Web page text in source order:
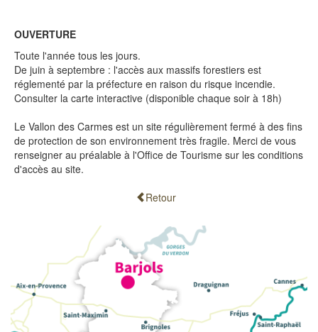
OUVERTURE
Toute l'année tous les jours.
De juin à septembre : l'accès aux massifs forestiers est
réglementé par la préfecture en raison du risque incendie.
Consulter la carte interactive (disponible chaque soir à 18h)
Le Vallon des Carmes est un site régulièrement fermé à des fins
de protection de son environnement très fragile. Merci de vous
renseigner au préalable à l'Office de Tourisme sur les conditions
d'accès au site.
Retour